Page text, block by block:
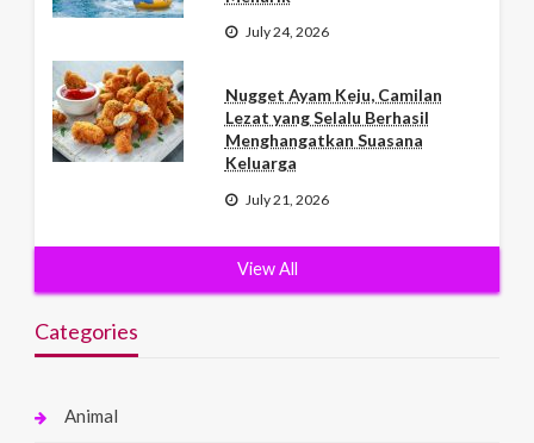
July 24, 2026
Nugget Ayam Keju, Camilan
Lezat yang Selalu Berhasil
Menghangatkan Suasana
Keluarga
July 21, 2026
View All
Categories
Animal